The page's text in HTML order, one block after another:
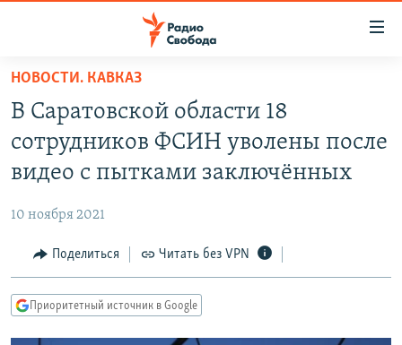
упрощенного
доступа
основному
Вернутся
Вернутся
ПОДКАСТЫ
АВТОРСКИЕ ПРОЕКТЫ
МНЕНИЯ
КУЛЬТУРА
КАВКАЗ.РЕАЛИИ
НОВОСТИ. КАВКАЗ
В Саратовской области 18
сотрудников ФСИН уволены после
видео с пытками заключённых
10 ноября 2021
Поделиться Читать без VPN
Приоритетный источник в Google